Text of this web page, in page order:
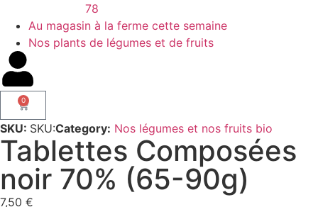
78
Au magasin à la ferme cette semaine
Nos plants de légumes et de fruits
0
SKU: SKU:Category: Nos légumes et nos fruits bio
Tablettes Composées
noir 70% (65-90g)
7,50 €